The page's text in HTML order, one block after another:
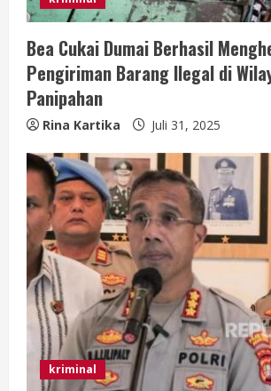
Bea Cukai Dumai Berhasil
Pengiriman Barang Ilegal di
Panipahan
Rina Kartika Juli 31, 2025
kriminal